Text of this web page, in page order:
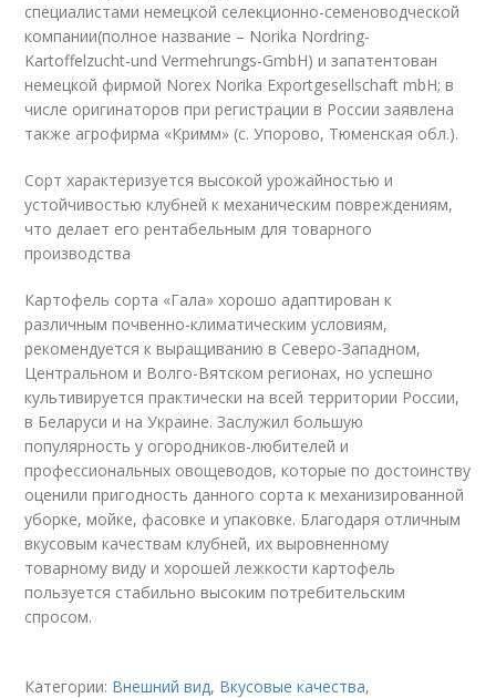
специалистами немецкой селекционно-семеноводческой
компании(полное название – Norika Nordring-
Kartoffelzucht-und Vermehrungs-GmbH) и запатентован
немецкой фирмой Norex Norika Exportgesellschaft mbH; в
числе оригинаторов при регистрации в России заявлена
также агрофирма «Кримм» (с. Упорово, Тюменская обл.).
Сорт характеризуется высокой урожайностью и
устойчивостью клубней к механическим повреждениям,
что делает его рентабельным для товарного
производства
Картофель сорта «Гала» хорошо адаптирован к
различным почвенно-климатическим условиям,
рекомендуется к выращиванию в Северо-Западном,
Центральном и Волго-Вятском регионах, но успешно
культивируется практически на всей территории России,
в Беларуси и на Украине. Заслужил большую
популярность у огородников-любителей и
профессиональных овощеводов, которые по достоинству
оценили пригодность данного сорта к механизированной
уборке, мойке, фасовке и упаковке. Благодаря отличным
вкусовым качествам клубней, их выровненному
товарному виду и хорошей лежкости картофель
пользуется стабильно высоким потребительским
спросом.
Категории: Внешний вид, Вкусовые качества,